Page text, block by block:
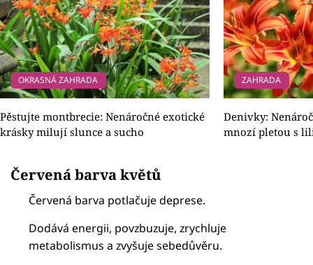
OKRASNÁ ZAHRADA
Pěstujte montbrecie: Nenáročné exotické
krásky milují slunce a sucho
ZAHRADA
Denivky:
mnozí pletou s
Červená barva květů
Červená barva potlačuje deprese.
Dodává energii, povzbuzuje, zrychluje
metabolismus a zvyšuje sebedůvěru.